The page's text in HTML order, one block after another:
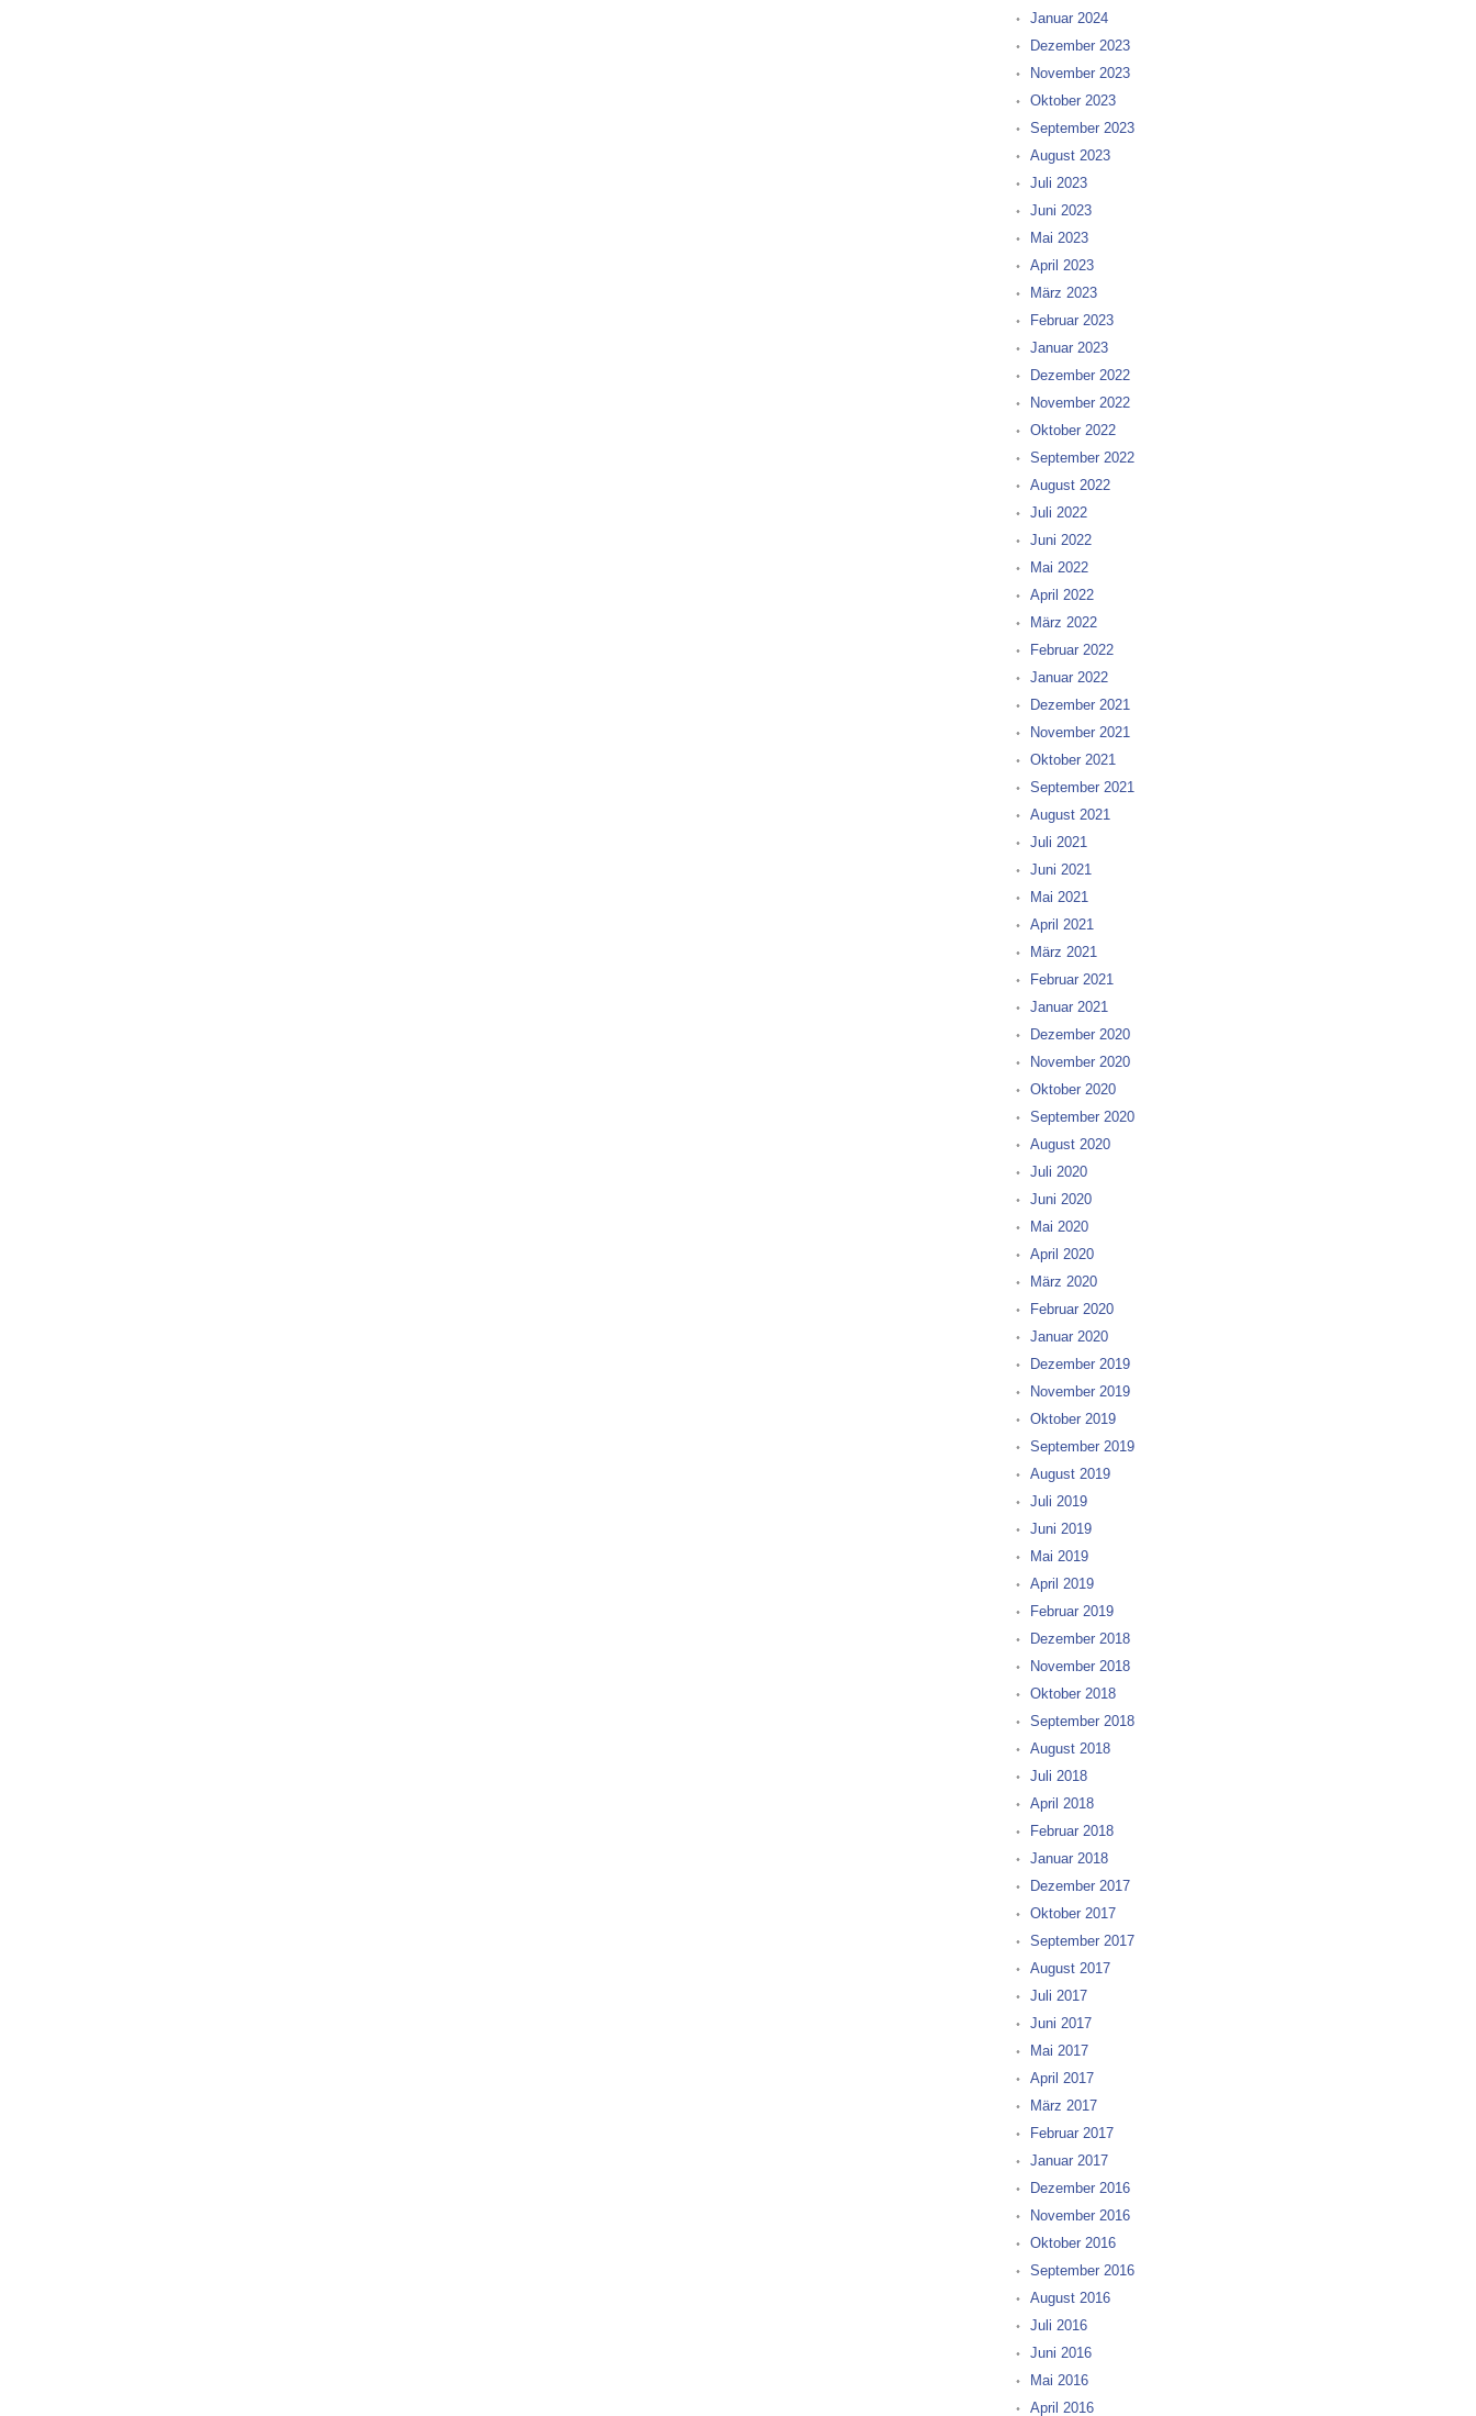
Januar 2024
Dezember 2023
November 2023
Oktober 2023
September 2023
August 2023
Juli 2023
Juni 2023
Mai 2023
April 2023
März 2023
Februar 2023
Januar 2023
Dezember 2022
November 2022
Oktober 2022
September 2022
August 2022
Juli 2022
Juni 2022
Mai 2022
April 2022
März 2022
Februar 2022
Januar 2022
Dezember 2021
November 2021
Oktober 2021
September 2021
August 2021
Juli 2021
Juni 2021
Mai 2021
April 2021
März 2021
Februar 2021
Januar 2021
Dezember 2020
November 2020
Oktober 2020
September 2020
August 2020
Juli 2020
Juni 2020
Mai 2020
April 2020
März 2020
Februar 2020
Januar 2020
Dezember 2019
November 2019
Oktober 2019
September 2019
August 2019
Juli 2019
Juni 2019
Mai 2019
April 2019
Februar 2019
Dezember 2018
November 2018
Oktober 2018
September 2018
August 2018
Juli 2018
April 2018
Februar 2018
Januar 2018
Dezember 2017
Oktober 2017
September 2017
August 2017
Juli 2017
Juni 2017
Mai 2017
April 2017
März 2017
Februar 2017
Januar 2017
Dezember 2016
November 2016
Oktober 2016
September 2016
August 2016
Juli 2016
Juni 2016
Mai 2016
April 2016